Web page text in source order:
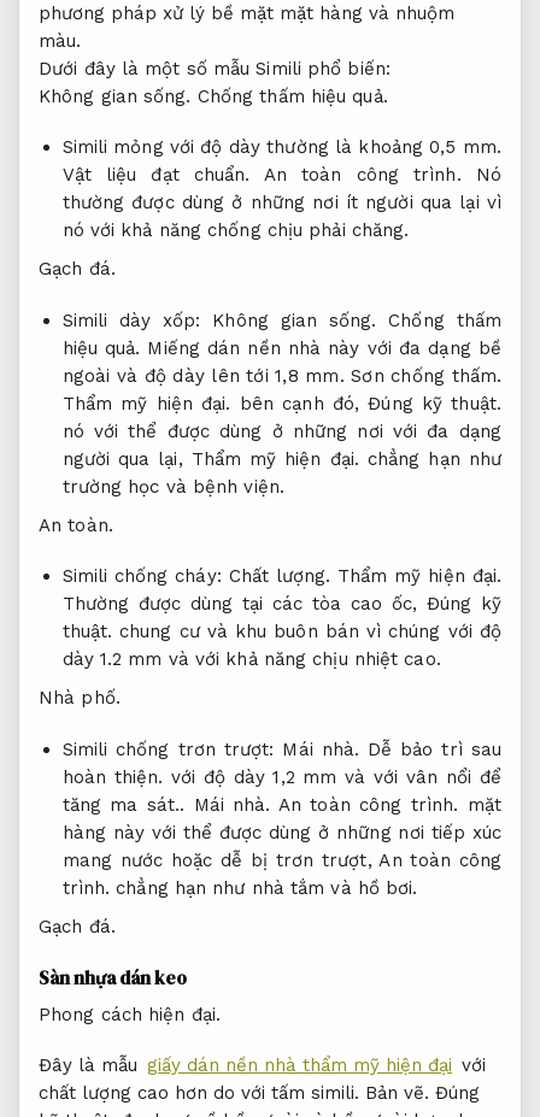
phương pháp xử lý bề mặt mặt hàng và nhuộm
màu.
Dưới đây là một số mẫu Simili phổ biến:
Không gian sống. Chống thấm hiệu quả.
Simili mỏng với độ dày thường là khoảng 0,5 mm.
Vật liệu đạt chuẩn.
An toàn công trình. Nó
thường được dùng ở những nơi ít người qua lại vì
nó với khả năng chống chịu phải chăng.
Gạch đá.
Simili dày xốp: Không gian sống.
Chống thấm
hiệu quả. Miếng dán nền nhà này với đa dạng bề
ngoài và độ dày lên tới 1,8 mm.Sơn chống thấm.
Thẩm mỹ hiện đại. bên cạnh đó,Đúng kỹ thuật.
nó với thể được dùng ở những nơi với đa dạng
người qua lại, Thẩm mỹ hiện đại. chẳng hạn như
trường học và bệnh viện.
An toàn.
Simili chống cháy: Chất lượng. Thẩm mỹ hiện đại.
Thường được dùng tại các tòa cao ốc, Đúng kỹ
thuật. chung cư và khu buôn bán vì chúng với độ
dày 1.2 mm và với khả năng chịu nhiệt cao.
Nhà phố.
Simili chống trơn trượt: Mái nhà. Dễ bảo trì sau
hoàn thiện. với độ dày 1,2 mm và với vân nổi để
tăng ma sát.. Mái nhà. An toàn công trình. mặt
hàng này với thể được dùng ở những nơi tiếp xúc
mang nước hoặc dễ bị trơn trượt,An toàn công
trình. chẳng hạn như nhà tắm và hồ bơi.
Gạch đá.
Sàn nhựa dán keo
Phong cách hiện đại.
Đây là mẫu giấy dán nền nhà thẩm mỹ hiện đại với
chất lượng cao hơn do với tấm simili. Bản vẽ. Đúng